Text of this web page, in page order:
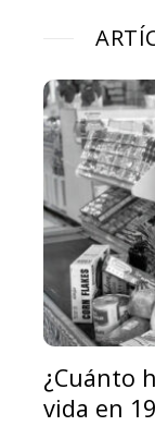
¿Cuánto
vida en